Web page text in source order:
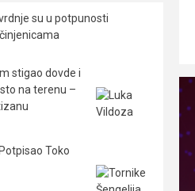
su u potpunosti
stigao dovde i
na terenu –
Toko